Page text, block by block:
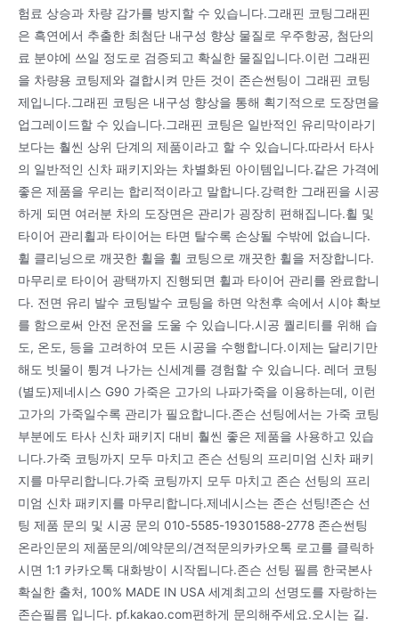
험료 상승과 차량 감가를 방지할 수 있습니다.그래핀 코팅그래핀
은 흑연에서 추출한 최첨단 내구성 향상 물질로 우주항공, 첨단의
료 분야에 쓰일 정도로 검증되고 확실한 물질입니다.이런 그래핀
을 차량용 코팅제와 결합시켜 만든 것이 존슨썬팅이 그래핀 코팅
제입니다.그래핀 코팅은 내구성 향상을 통해 획기적으로 도장면을
업그레이드할 수 있습니다.그래핀 코팅은 일반적인 유리막이라기
보다는 훨씬 상위 단계의 제품이라고 할 수 있습니다.따라서 타사
의 일반적인 신차 패키지와는 차별화된 아이템입니다.같은 가격에
좋은 제품을 우리는 합리적이라고 말합니다.강력한 그래핀을 시공
하게 되면 여러분 차의 도장면은 관리가 굉장히 편해집니다.휠 및
타이어 관리휠과 타이어는 타면 탈수록 손상될 수밖에 없습니다.
휠 클리닝으로 깨끗한 휠을 휠 코팅으로 깨끗한 휠을 저장합니다.
마무리로 타이어 광택까지 진행되면 휠과 타이어 관리를 완료합니
다. 전면 유리 발수 코팅발수 코팅을 하면 악천후 속에서 시야 확보
를 함으로써 안전 운전을 도울 수 있습니다.시공 퀄리티를 위해 습
도, 온도, 등을 고려하여 모든 시공을 수행합니다.이제는 달리기만
해도 빗물이 튕겨 나가는 신세계를 경험할 수 있습니다. 레더 코팅
(별도)제네시스 G90 가죽은 고가의 나파가죽을 이용하는데, 이런
고가의 가죽일수록 관리가 필요합니다.존슨 선팅에서는 가죽 코팅
부분에도 타사 신차 패키지 대비 훨씬 좋은 제품을 사용하고 있습
니다.가죽 코팅까지 모두 마치고 존슨 선팅의 프리미엄 신차 패키
지를 마무리합니다.가죽 코팅까지 모두 마치고 존슨 선팅의 프리
미엄 신차 패키지를 마무리합니다.제네시스는 존슨 선팅!존슨 선
팅 제품 문의 및 시공 문의 010-5585-19301588-2778 존슨썬팅
온라인문의 제품문의/예약문의/견적문의카카오톡 로고를 클릭하
시면 1:1 카카오톡 대화방이 시작됩니다.존슨 선팅 필름 한국본사
확실한 출처, 100% MADE IN USA 세계최고의 선명도를 자랑하는
존슨필름 입니다. pf.kakao.com편하게 문의해주세요.오시는 길.